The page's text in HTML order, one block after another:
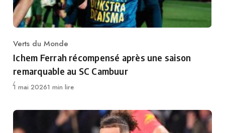
Category
Verts du Monde
Ichem Ferrah récompensé après une saison
remarquable au SC Cambuur
Publié
1 mai 20261 min lire